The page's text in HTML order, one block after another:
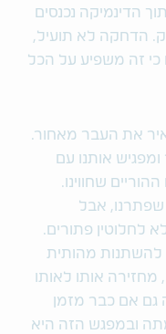
הדינמיקה נכנסים
הדחקה לא תועיל,
כי זה משפיע על הכל
את העבר מאחור.
אותנו עם
שחווינו.
שפתרנו, אבל
לחלוטין פתורים.
להשתנות מהותית
מחזירה אותו לאותו
גם אם כבר מזמן
ובמפגש הזה היא